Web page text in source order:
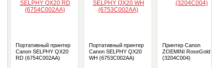
Портативный принтер
Canon SELPHY QX20
RD (6754C002AA)
Портативный принтер
Canon SELPHY QX20
WH (6753C002AA)
Принтер Canon
ZOEMINI RoseGold
(3204C004)